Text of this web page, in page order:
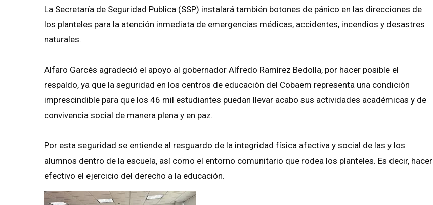
La Secretaría de Seguridad Publica (SSP) instalará también botones de pánico en las direcciones de
los planteles para la atención inmediata de emergencias médicas, accidentes, incendios y desastres
naturales.
Alfaro Garcés agradeció el apoyo al gobernador Alfredo Ramírez Bedolla, por hacer posible el
respaldo, ya que la seguridad en los centros de educación del Cobaem representa una condición
imprescindible para que los 46 mil estudiantes puedan llevar acabo sus actividades académicas y de
convivencia social de manera plena y en paz.
Por esta seguridad se entiende al resguardo de la integridad física afectiva y social de las y los
alumnos dentro de la escuela, así como el entorno comunitario que rodea los planteles. Es decir, hacer
efectivo el ejercicio del derecho a la educación.